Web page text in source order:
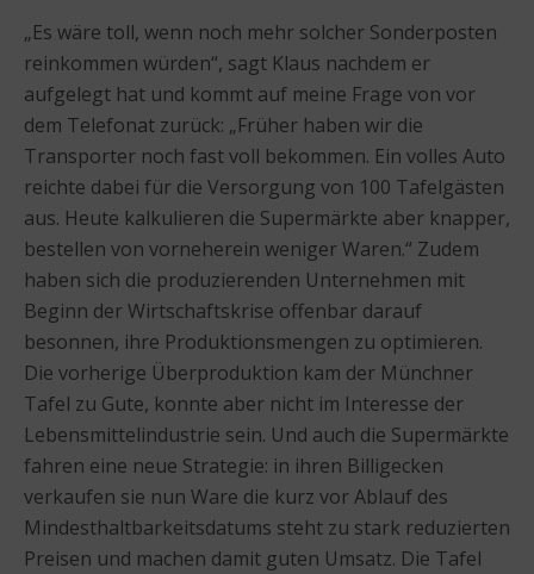
„Es wäre toll, wenn noch mehr solcher Sonderposten
reinkommen würden“, sagt Klaus nachdem er
aufgelegt hat und kommt auf meine Frage von vor
dem Telefonat zurück: „Früher haben wir die
Transporter noch fast voll bekommen. Ein volles Auto
reichte dabei für die Versorgung von 100 Tafelgästen
aus. Heute kalkulieren die Supermärkte aber knapper,
bestellen von vorneherein weniger Waren.“ Zudem
haben sich die produzierenden Unternehmen mit
Beginn der Wirtschaftskrise offenbar darauf
besonnen, ihre Produktionsmengen zu optimieren.
Die vorherige Überproduktion kam der Münchner
Tafel zu Gute, konnte aber nicht im Interesse der
Lebensmittelindustrie sein. Und auch die Supermärkte
fahren eine neue Strategie: in ihren Billigecken
verkaufen sie nun Ware die kurz vor Ablauf des
Mindesthaltbarkeitsdatums steht zu stark reduzierten
Preisen und machen damit guten Umsatz. Die Tafel